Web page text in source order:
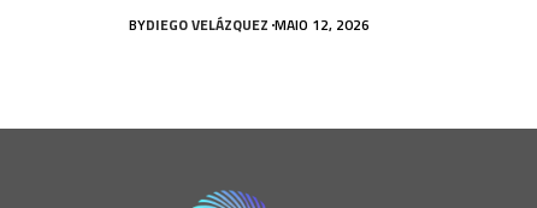
BYDIEGO VELÁZQUEZ MAIO 12, 2026